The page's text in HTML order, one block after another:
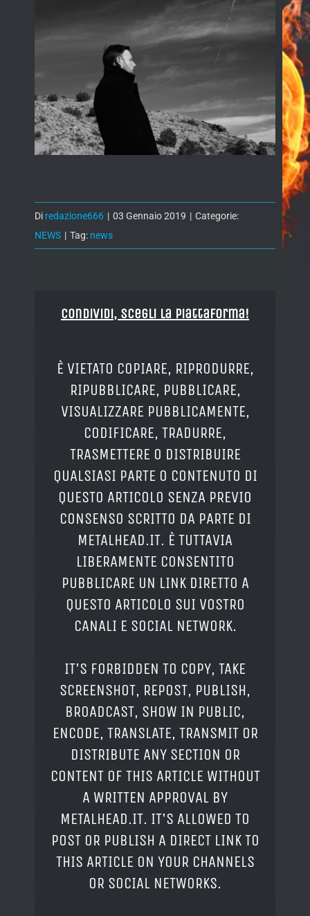
Di redazione666 | 03 Gennaio 2019 | Categorie:
NEWS | Tag: news
Condividi, Scegli la piattaforma!
È VIETATO COPIARE, RIPRODURRE,
RIPUBBLICARE, PUBBLICARE,
VISUALIZZARE PUBBLICAMENTE,
CODIFICARE, TRADURRE,
TRASMETTERE O DISTRIBUIRE
QUALSIASI PARTE O CONTENUTO DI
QUESTO ARTICOLO SENZA PREVIO
CONSENSO SCRITTO DA PARTE DI
METALHEAD.IT. È TUTTAVIA
LIBERAMENTE CONSENTITO
PUBBLICARE UN LINK DIRETTO A
QUESTO ARTICOLO SUI VOSTRO
CANALI E SOCIAL NETWORK.
IT'S FORBIDDEN TO COPY, TAKE
SCREENSHOT, REPOST, PUBLISH,
BROADCAST, SHOW IN PUBLIC,
ENCODE, TRANSLATE, TRANSMIT OR
DISTRIBUTE ANY SECTION OR
CONTENT OF THIS ARTICLE WITHOUT
A WRITTEN APPROVAL BY
METALHEAD.IT. IT'S ALLOWED TO
POST OR PUBLISH A DIRECT LINK TO
THIS ARTICLE ON YOUR CHANNELS
OR SOCIAL NETWORKS.